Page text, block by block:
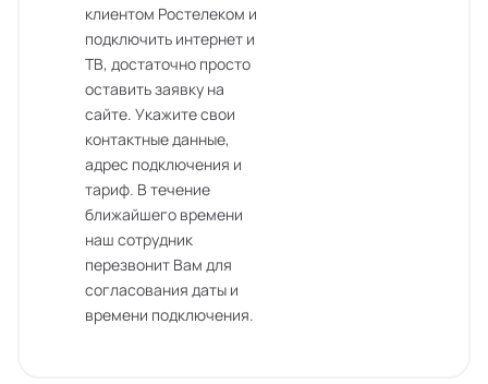
клиентом Ростелеком и
подключить интернет и
ТВ, достаточно просто
оставить заявку на
сайте. Укажите свои
контактные данные,
адрес подключения и
тариф. В течение
ближайшего времени
наш сотрудник
перезвонит Вам для
согласования даты и
времени подключения.